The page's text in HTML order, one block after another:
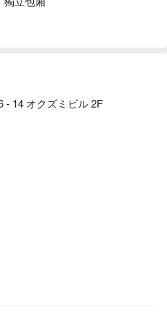
的燒肉魂～
- 14 オクズミビル 2F